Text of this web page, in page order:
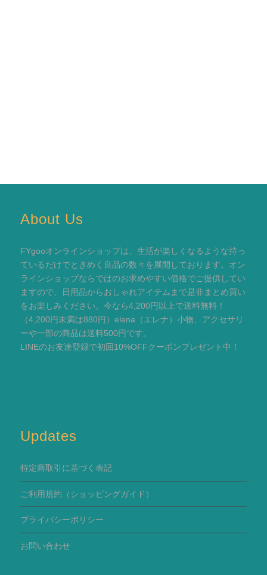
About Us
FYgooオンラインショップは、生活が楽しくなるような持っ
ているだけでときめく良品の数々を展開しております。オン
ラインショップならではのお求めやすい価格でご提供してい
ますので、日用品からおしゃれアイテムまで是非まとめ買い
をお楽しみください。今なら4,200円以上で送料無料！
（4,200円未満は880円）elena（エレナ）小物、アクセサリ
ーや一部の商品は送料500円です。
LINEのお友達登録で初回10%OFFクーポンプレゼント中！
Updates
特定商取引に基づく表記
ご利用規約 （ショッピングガイド）
プライバシーポリシー
お問い合わせ